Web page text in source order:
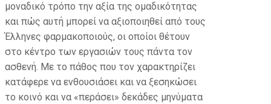
μοναδικό τρόπο την αξία της ομαδικότητας
και πώς αυτή μπορεί να αξιοποιηθεί από τους
Έλληνες φαρμακοποιούς, οι οποίοι θέτουν
στο κέντρο των εργασιών τους πάντα τον
ασθενή. Με το πάθος που τον χαρακτηρίζει
κατάφερε να ενθουσιάσει και να ξεσηκώσει
το κοινό και να «περάσει» δεκάδες μηνύματα